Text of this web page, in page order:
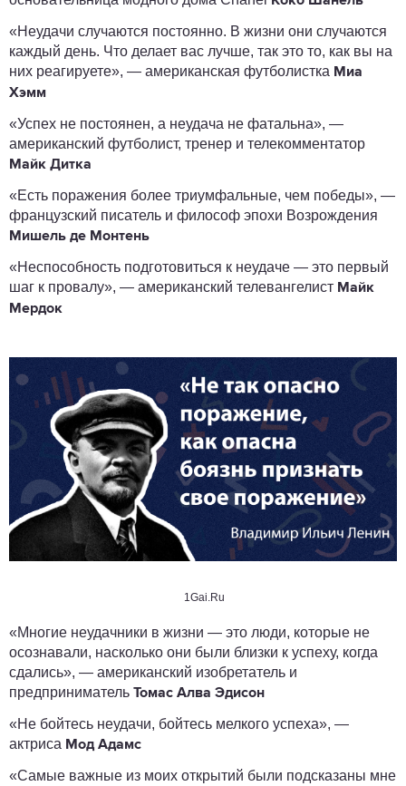
«Неудачи случаются постоянно. В жизни они случаются
каждый день. Что делает вас лучше, так это то, как вы на
них реагируете», — американская футболистка Миа
Хэмм
«Успех не постоянен, а неудача не фатальна», —
американский футболист, тренер и телекомментатор
Майк Дитка
«Есть поражения более триумфальные, чем победы», —
французский писатель и философ эпохи Возрождения
Мишель де Монтень
«Неспособность подготовиться к неудаче — это первый
шаг к провалу», — американский телевангелист Майк
Мердок
1Gai.Ru
«Многие неудачники в жизни — это люди, которые не
осознавали, насколько они были близки к успеху, когда
сдались», — американский изобретатель и
предприниматель Томас Алва Эдисон
«Не бойтесь неудачи, бойтесь мелкого успеха», —
актриса Мод Адамс
«Самые важные из моих открытий были подсказаны мне